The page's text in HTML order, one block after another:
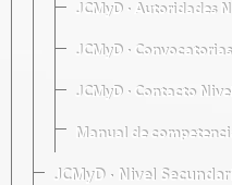
JCMyD · Autoridades
JCMyD ·
JCMyD · Contacto
Manual de
JCMyD · Nivel